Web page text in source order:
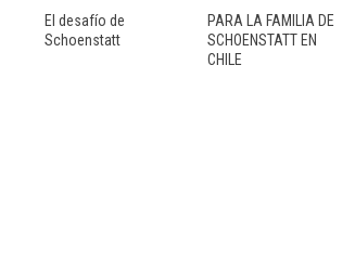
El desafío de
Schoenstatt
PARA LA FAMILIA DE
SCHOENSTATT EN
CHILE